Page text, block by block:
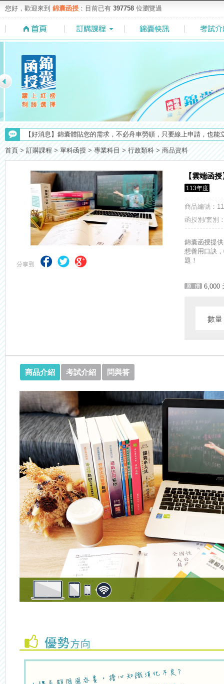
您好，歡迎來到 錦囊函授 ：目前已有 397758 位瀏覽過
【注意】112年起高普不考「公文」／高考英文占比提升，快來看看
【上榜生獎學金計畫】恭賀金榜！上榜生獎學金申請辦法與表格下
【考選部】高普考／修正部份考試科目及大綱，趕快來看看有哪一些
【NEW】加入◆錦囊函授Facebook粉絲專頁◆，最新消息、優惠活
【重要】114年度起，雲端函授之課堂教材須知，請點我查看☀☀☀
【最新】錦囊函授增加便利商店付款方式，便利到不行！馬上使用►
【求職秘技＼(￣O￣)】你對國營事業了解多少呢? 必考國事業的
【考試院】國考證書數位化，112年起全面實施！點我看詳情>>>
【注意】112年起高普不考「公文」／高考英文占比提升，快來看看
首頁 > 訂購課程 > 單科函授 > 專業科目 > 行政類科 > 商品資料
【雲端函
113年度
商品編號 ：
函授別/套別
錦囊函授提
想善用口訣
題！
6,000
數
商品介紹 考試介紹 問與答